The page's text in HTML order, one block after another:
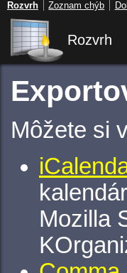
Rozvrh
Môžete si
Mozilla
Rozvrh Zoznam chýb